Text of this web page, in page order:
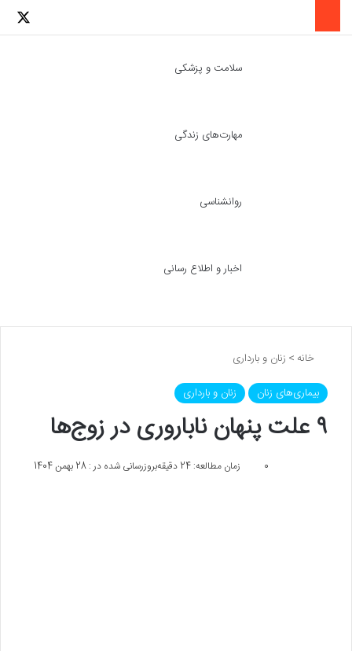
لینکدین
سلامت و پزشکی
مهارت‌های زندگی
روانشناسی
اخبار و اطلاع رسانی
خانه > زنان و بارداری
بیماری‌های زنان
زنان و بارداری
۹ علت‌ پنهان ناباروری در زوج‌ها
بروزرسانی شده در : 28 بهمن 1404 0 زمان مطالعه: 24 دقیقه